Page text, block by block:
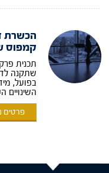
הכשרת
קמפוס
תכנית
שתקנה
בפועל,
השינויים
פרטים